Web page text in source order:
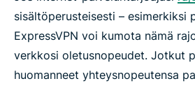
sisältöperusteisesti – esimerkiksi
ExpressVPN voi kumota nämä
verkkosi oletusnopeudet. Jotkut
huomanneet yhteysnopeutensa